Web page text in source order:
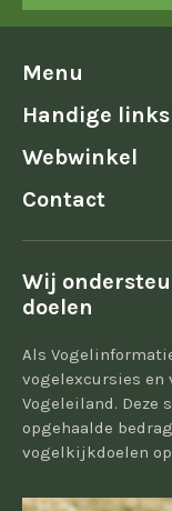
Menu
Handige links
Webwinkel
Contact
Wij
doelen
Als
vogelexcursies en
Vogeleiland.
opgehaalde
vogelkijkdoelen op